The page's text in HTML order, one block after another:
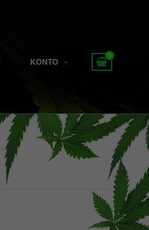
KONTO